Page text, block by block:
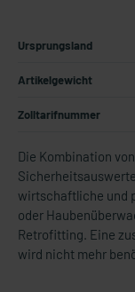
Ursprungsland
Artikelgewicht
Zolltarifnummer
Die Kombination
wirtschaftliche und
oder
Retrofitting. Eine
wird nicht mehr